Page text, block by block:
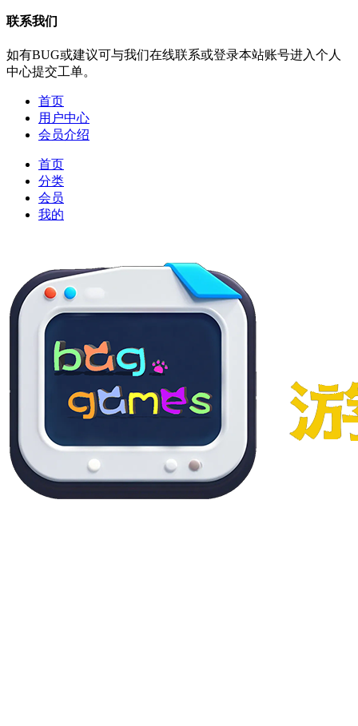
联系我们
如有BUG或建议可与我们在线联系或登录本站账号进入个人
中心提交工单。
首页
用户中心
会员介绍
首页
分类
会员
我的